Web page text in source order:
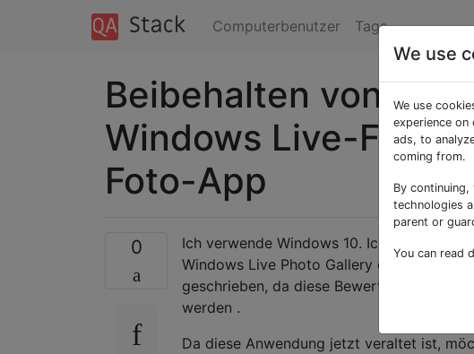
Computerbenutzer Tags
Beibehalten von
Windows Live-
Foto-App
0
Ich verwende Windows 10. Ich möchte
Windows Live Photo Gallery erstellt habe.
geschrieben, da diese Bewertungen in
werden .
Da diese Anwendung jetzt veraltet ist,
We use
We use
experience
ads, to
coming from.
By
technologies
parent or
You can read